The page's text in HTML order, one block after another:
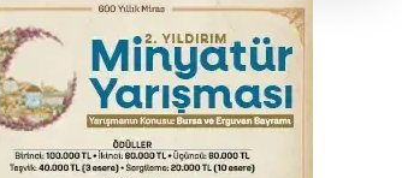
yansıyacak mı?
YENİ Parti Genel Başkanı Özel'den
Çerçeve Yasa yorumu